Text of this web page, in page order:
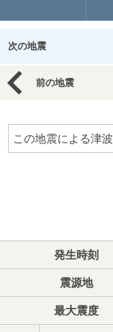
次の地震
前の地震
この地震による津
発生時刻
震源地
最大震度